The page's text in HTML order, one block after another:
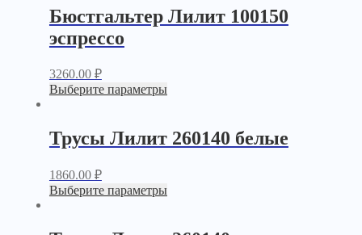
Бюстгальтер Лилит 100150
эспрессо
3260.00 ₽
Выберите параметры
Трусы Лилит 260140 белые
1860.00 ₽
Выберите параметры